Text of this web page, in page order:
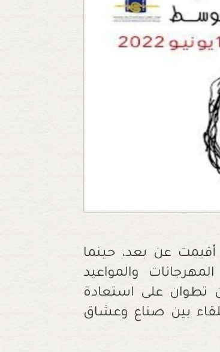
أقيمت عن بعد، حينما
والمواعيد
تطوان على استعادة
بين صناع وعشاق